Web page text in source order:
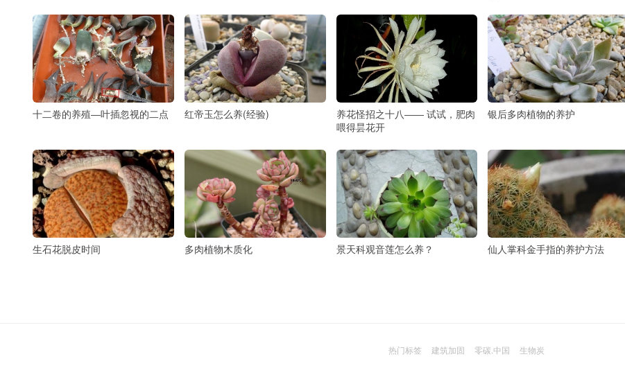
十二卷的养殖―叶插忽视的二点 红帝玉怎么养(经验)
养花怪招之十八―― 试试，肥肉
喂得昙花开
银后多肉植物的养护
生石花脱皮时间 多肉植物木质化 景天科观音莲怎么养？ 仙人掌科金手指的养护方法
热门标签 建筑加固 零碳.中国
生物炭